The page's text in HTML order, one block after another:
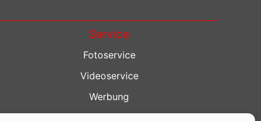
Service
Fotoservice
Videoservice
Werbung